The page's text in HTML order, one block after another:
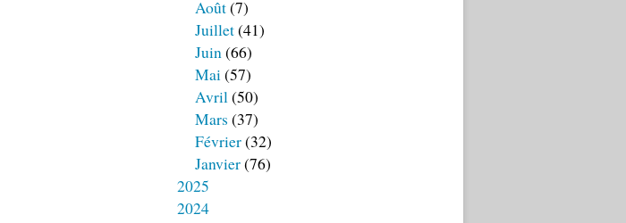
Août(7)
Juillet(41)
Juin(66)
Mai(57)
Avril(50)
Mars (37)
Février(32)
Janvier(76)
2025
2024